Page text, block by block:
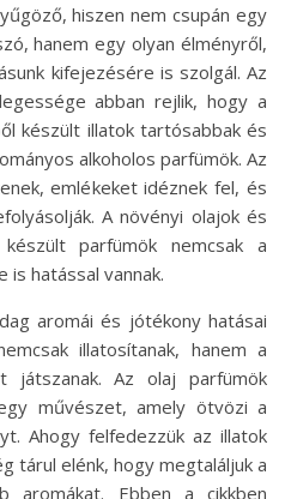
hanem egy olyan élményről,
kifejezésére is szolgál. Az
abban rejlik, hogy a
készült illatok tartósabbak és
alkoholos parfümök. Az
emlékeket idéznek fel, és
A növényi olajok és
készült parfümök nemcsak a
is hatással vannak.
aromái és jótékony hatásai
illatosítanak, hanem a
játszanak. Az olaj parfümök
művészet, amely ötvözi a
Ahogy felfedezzük az illatok
tárul elénk, hogy megtaláljuk a
aromákat. Ebben a cikkben